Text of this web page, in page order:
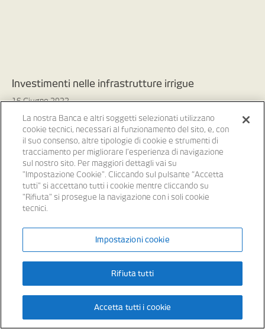
Investimenti nelle infrastrutture irrigue
16 Giugno 2022
ECONOMIA&FINANZA
Contratti per la logistica
agroalimentare
La nostra Banca e altri soggetti selezionati utilizzano
cookie tecnici, necessari al funzionamento del sito, e, con
il suo consenso, altre tipologie di cookie e strumenti di
tracciamento per migliorare l’esperienza di navigazione
sul nostro sito. Per maggiori dettagli vai su
"Impostazione Cookie". Cliccando sul pulsante “Accetta
tutti" si accettano tutti i cookie mentre cliccando su
"Rifiuta" si prosegue la navigazione con i soli cookie
tecnici.
Impostazioni cookie
Rifiuta tutti
Accetta tutti i cookie